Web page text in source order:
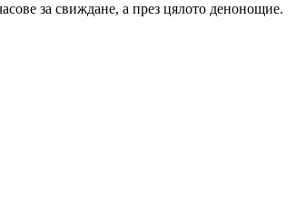
за свиждане, а през цялото денонощие.